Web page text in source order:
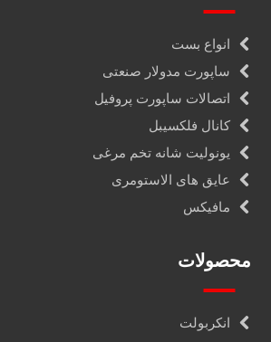
انواع بست
ساپورت مدولار صنعتی
اتصالات ساپورت پروفیل
کانال فلکسیبل
یونولیت شانه تخم مرغی
عایق های الاستومری
مافیکس
محصولات
انکربولت